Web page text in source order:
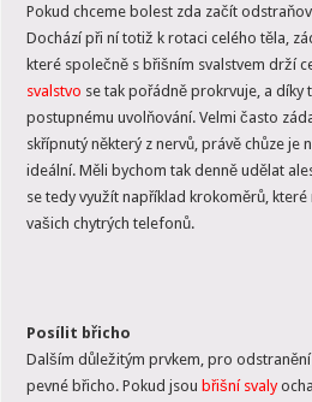
Pokud chceme bolest zda začít
Dochází při ní totiž k rotaci celého těla,
které společně s břišním svalstvem drží
svalstvo se tak pořádně prokrvuje, a díky
postupnému uvolňování. Velmi často
skřípnutý některý z nervů, právě chůze
ideální. Měli bychom tak denně udělat
se tedy využít například krokoměrů, které
vašich chytrých telefonů.
Posílit břicho
Dalším důležitým prvkem, pro
pevné břicho. Pokud jsou břišní svaly